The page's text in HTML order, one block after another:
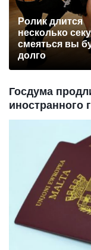
Ролик длится
несколько
смеяться вы
долго
Госдума
иностранного